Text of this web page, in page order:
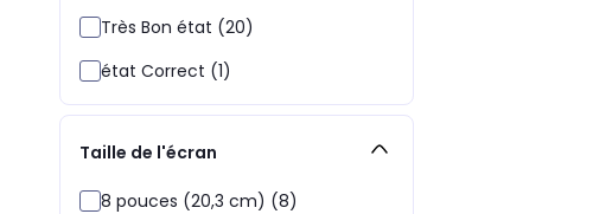
Très Bon état (20)
état Correct (1)
Taille de l'écran
8 pouces (20,3 cm) (8)